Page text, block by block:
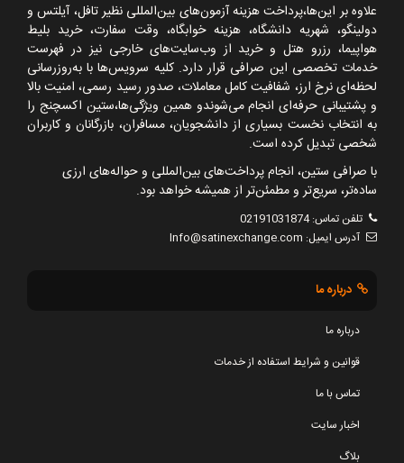
علاوه بر این‌ها،پرداخت هزینه آزمون‌های بین‌المللی نظیر تافل، آیلتس و
دولینگو، شهریه دانشگاه، هزینه خوابگاه، وقت سفارت، خرید بلیط
هواپیما، رزرو هتل و خرید از وب‌سایت‌های خارجی نیز در فهرست
خدمات تخصصی این صرافی قرار دارد. کلیه سرویس‌ها با به‌روزرسانی
لحظه‌ای نرخ ارز، شفافیت کامل معاملات، صدور رسید رسمی، امنیت بالا
و پشتیبانی حرفه‌ای انجام می‌شوندو همین ویژگی‌ها،ستین اکسچنج را
به انتخاب نخست بسیاری از دانشجویان، مسافران، بازرگانان و کاربران
شخصی تبدیل کرده است.
با صرافی ستین، انجام پرداخت‌های بین‌المللی و حواله‌های ارزی
ساده‌تر، سریع‌تر و مطمئن‌تر از همیشه خواهد بود.
تلفن تماس:02191031874
آدرس ایمیل: Info@satinexchange.com
درباره ما
درباره ما
قوانین و شرایط استفاده از خدمات
تماس با ما
اخبار سایت
بلاگ